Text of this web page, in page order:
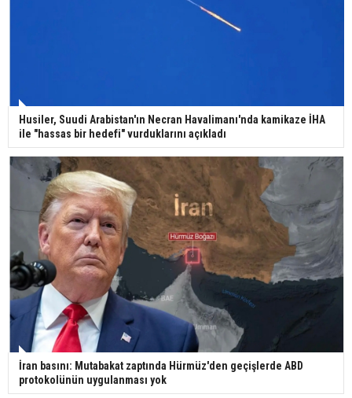
Bilim kurgu gerçekleşiyor... Dondurulmuş
Ünlü türkücü Mahmut Tuncer estetik operasyon
geçirdi: Son hali gündem oldu
Yerli turist 229,7 milyar lira seyahat harcaması
yaptı
Gazze'deki Sağlık Bakanlığı duyurdu: Vahşetin
pençesinde 2 salgın vaka tespit edildi
Husiler, Suudi Arabistan'ın Necran Havalimanı'nda kamikaze İHA
ile "hassas bir hedefi" vurduklarını açıkladı
İran basını: Mutabakat zaptında Hürmüz'den geçişlerde ABD
protokolünün uygulanması yok